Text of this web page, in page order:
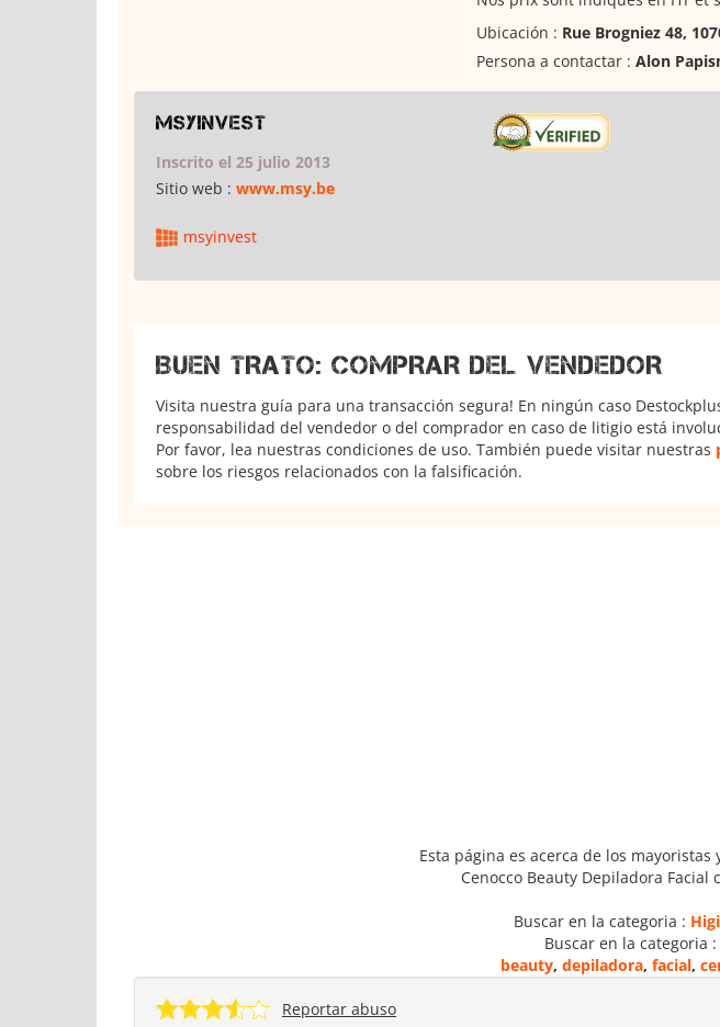
Ubicación : Rue Brogniez 48,
Persona a contactar : Alon
msyinvest
Inscrito el 25 julio 2013
Sitio web : www.msy.be
msyinvest
BUEN TRATO: COMPRAR DEL VENDEDOR
Visita nuestra guía para una transacción segura! En ningún caso
responsabilidad del vendedor o del comprador en caso de litigio está
Por favor, lea nuestras condiciones de uso. También puede visitar nuestras
sobre los riesgos relacionados con la falsificación.
Esta página es acerca de los mayoristas
Cenocco Beauty Depiladora Facial
Buscar en la categoria :
Buscar en la categoria :
beauty, depiladora, facial,
Reportar abuso